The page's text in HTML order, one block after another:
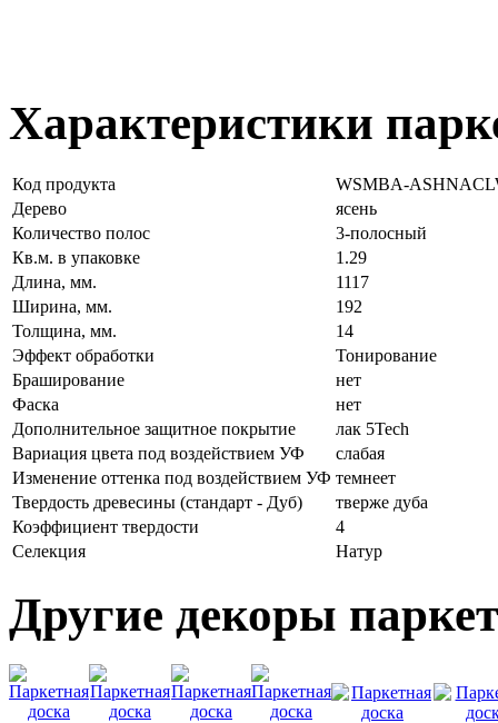
Характеристики
Код продукта
WSMBA-
Дерево
ясень
Количество полос
3-полосный
Кв.м. в упаковке
1.29
Длина, мм.
1117
Ширина, мм.
192
Толщина, мм.
14
Эффект обработки
Тонирование
Браширование
нет
Фаска
нет
Дополнительное защитное покрытие
лак 5Tech
Вариация цвета под воздействием УФ
слабая
Изменение оттенка под воздействием УФ темнеет
Твердость древесины (стандарт - Дуб)
тверже дуба
Коэффициент твердости
4
Селекция
Натур
Другие декоры